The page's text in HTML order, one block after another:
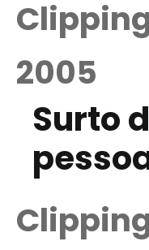
2005
Surto